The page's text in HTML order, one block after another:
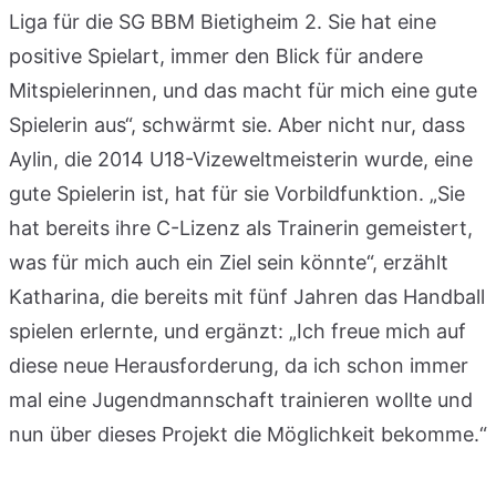
Liga für die SG BBM Bietigheim 2. Sie hat eine
positive Spielart, immer den Blick für andere
Mitspielerinnen, und das macht für mich eine gute
Spielerin aus“, schwärmt sie. Aber nicht nur, dass
Aylin, die 2014 U18-Vizeweltmeisterin wurde, eine
gute Spielerin ist, hat für sie Vorbildfunktion. „Sie
hat bereits ihre C-Lizenz als Trainerin gemeistert,
was für mich auch ein Ziel sein könnte“, erzählt
Katharina, die bereits mit fünf Jahren das Handball
spielen erlernte, und ergänzt: „Ich freue mich auf
diese neue Herausforderung, da ich schon immer
mal eine Jugendmannschaft trainieren wollte und
nun über dieses Projekt die Möglichkeit bekomme.“